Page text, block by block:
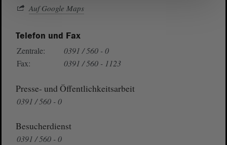
Auf Google Maps
Telefon und Fax
Zentrale:
0391 / 560 - 0
Fax:
0391 / 560 - 1123
Presse- und Öffentlichkeitsarbeit
0391 / 560 - 0
Besucherdienst
0391 / 560 - 0